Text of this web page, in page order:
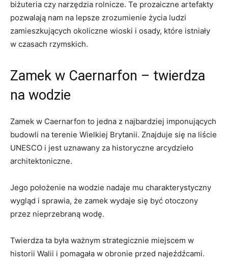
biżuteria⁣ czy narzędzia rolnicze. Te prozaiczne artefakty
pozwalają nam na lepsze zrozumienie‍ życia ludzi
zamieszkujących‌ okoliczne wioski​ i osady, które istniały
w czasach rzymskich.
Zamek w Caernarfon – twierdza
na wodzie
Zamek ‌w Caernarfon to‌ jedna z najbardziej⁢ imponujących
budowli na terenie Wielkiej ‍Brytanii. Znajduje się na liście
​UNESCO ⁢i jest uznawany za historyczne arcydzieło
architektoniczne.
Jego położenie na wodzie nadaje⁢ mu charakterystyczny
wygląd i sprawia, że zamek wydaje się⁣ być otoczony
przez nieprzebraną wodę.
Twierdza ta była ważnym ‌strategicznie miejscem ⁣w
⁢historii Walii i⁢ pomagała ⁣w obronie przed ‌najeźdźcami.